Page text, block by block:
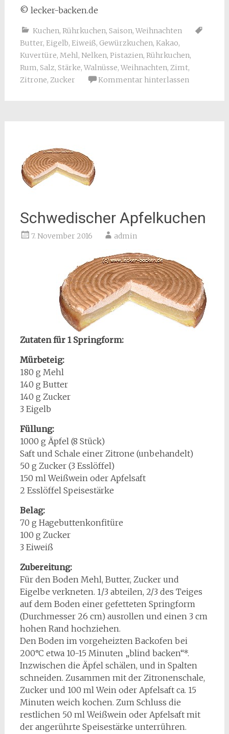
© lecker-backen.de
Kuchen, Rührkuchen, Saison, Weihnachten
Butter, Eigelb, Eiweiß, Gewürzkuchen, Kakao,
Kuvertüre, Mehl, Nelken, Pistazien, Rührkuchen,
Rum, Salz, Stärke, Walnüsse, Weihnachten, Zimt,
Zitrone, Zucker Kommentar hinterlassen
Schwedischer Apfelkuchen
7. November 2016 admin
Zutaten für 1 Springform:
Mürbeteig:
180 g Mehl
140 g Butter
140 g Zucker
3 Eigelb
Füllung:
1000 g Äpfel (8 Stück)
Saft und Schale einer Zitrone (unbehandelt)
50 g Zucker (3 Esslöffel)
150 ml Weißwein oder Apfelsaft
2 Esslöffel Speisestärke
Belag:
70 g Hagebuttenkonfitüre
100 g Zucker
3 Eiweiß
Zubereitung:
Für den Boden Mehl, Butter, Zucker und
Eigelbe verkneten. 1/3 abteilen, 2/3 des Teiges
auf dem Boden einer gefetteten Springform
(Durchmesser 26 cm) ausrollen und einen 3 cm
hohen Rand hochziehen.
Den Boden im vorgeheizten Backofen bei
200°C etwa 10-15 Minuten „blind backen“*.
Inzwischen die Äpfel schälen, und in Spalten
schneiden. Zusammen mit der Zitronenschale,
Zucker und 100 ml Wein oder Apfelsaft ca. 15
Minuten weich kochen. Zum Schluss die
restlichen 50 ml Weißwein oder Apfelsaft mit
der angerührte Speisestärke unterrühren.